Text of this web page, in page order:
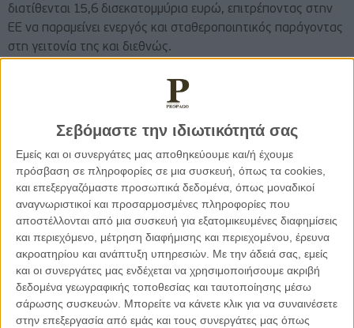
Σεβόμαστε την ιδιωτικότητά σας
Εμείς και οι συνεργάτες μας αποθηκεύουμε και/ή έχουμε
πρόσβαση σε πληροφορίες σε μια συσκευή, όπως τα cookies,
και επεξεργαζόμαστε προσωπικά δεδομένα, όπως μοναδικοί
αναγνωριστικοί και προσαρμοσμένες πληροφορίες που
αποστέλλονται από μια συσκευή για εξατομικευμένες διαφημίσεις
και περιεχόμενο, μέτρηση διαφήμισης και περιεχομένου, έρευνα
ακροατηρίου και ανάπτυξη υπηρεσιών. Με την άδειά σας, εμείς
και οι συνεργάτες μας ενδέχεται να χρησιμοποιήσουμε ακριβή
δεδομένα γεωγραφικής τοποθεσίας και ταυτοποίησης μέσω
σάρωσης συσκευών. Μπορείτε να κάνετε κλικ για να συναινέσετε
στην επεξεργασία από εμάς και τους συνεργάτες μας όπως
διατίθενται 15,6 δισεκατομμύρια ευρώ, επιτρέποντας στην
ΕΕ να παραμείνει ενεργός και σταθεροποιητικός παράγοντας
στη γειτονία της και διεθνώς.
Για τα Κράτη – Μέλη, η σημασία του προϋπολογισμού είναι
διττή. Αφενός προσφέρει δυνατότητες αξιοποίησης
χρηματοδοτικών εργαλείων που ενισχύουν την ανάπτυξη,
απαιτεί αποτελεσματική απορρόφηση των κονδυλίων και
στρατηγική χρήση τους, ιδίως σε τομείς όπως η πράσινη
μετάβαση, η ανθεκτικότητα υποδομών και η διαχείριση
κοινωνικών προκλήσεων. Για την Κύπρο ειδικότερα, οι πόροι
που σχετίζονται με τη συνοχή, το περιβάλλον, τη
μετανάστευση και την καινοτομία αποτελούν κρίσιμη
ευκαιρία για την ενίσχυση των αναπτυξιακών προοπτικών
της χώρας, υπό την προϋπόθεση ότι θα καταρτιστούν ώριμα
έργα και θα υπάρξει αποτελεσματικός συντονισμός μεταξύ